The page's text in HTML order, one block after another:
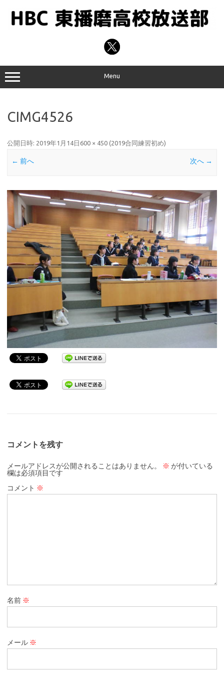
プ
Menu
CIMG4526
公開日時: 2019年1月14日 600 × 450 (2019合同練習初め)
← 前へ 次へ →
コメントを残す
メールアドレスが公開されることはありません。 ※ が付いている
欄は必須項目です
コメント ※
名前 ※
メール ※